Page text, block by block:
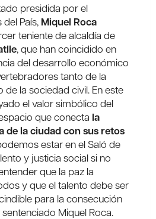
presidida por el
País, Miquel Roca
teniente de alcaldía de
, que han coincidido en
del desarrollo económico
tanto de la
la sociedad civil. En este
el valor simbólico del
que conecta la
de la ciudad con sus retos
estar en el Saló de
y justicia social si no
que la paz la
y que el talento debe ser
para la consecución
Miquel Roca.